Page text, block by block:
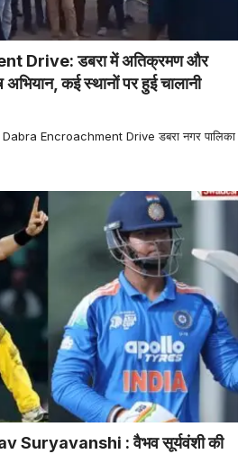
Drive: डबरा में अतिक्रमण और
कई स्थानों पर हुई चालानी
Encroachment Drive डबरा नगर पालिका
Suryavanshi : वैभव सूर्यवंशी की